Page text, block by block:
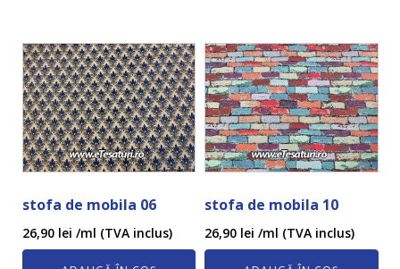
stofa de mobila 06
26,90 lei /ml (TVA inclus)
stofa de mobila 10
26,90 lei /ml (TVA inclus)